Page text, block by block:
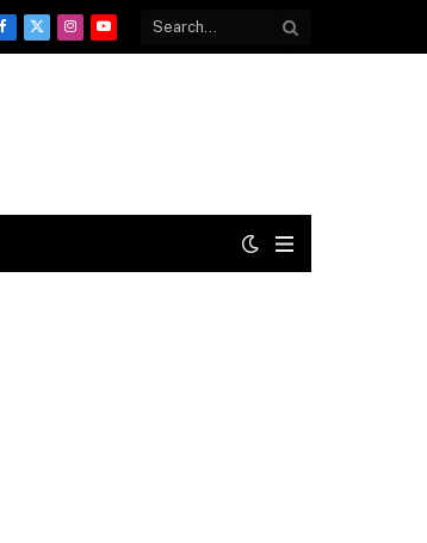
Facebook
X
InstagramYouTube